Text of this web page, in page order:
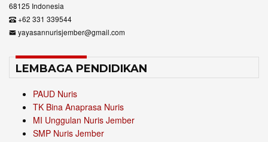
68125 Indonesia
+62 331 339544
yayasannurisjember@gmail.com
LEMBAGA PENDIDIKAN
PAUD Nuris
TK Bina Anaprasa Nuris
MI Unggulan Nuris Jember
SMP Nuris Jember